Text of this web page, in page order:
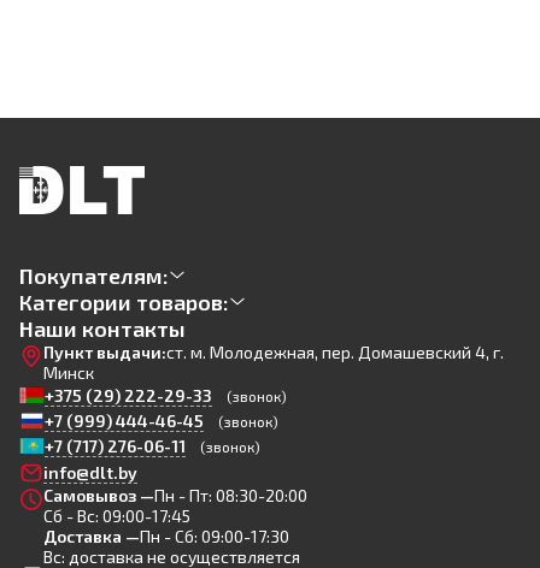
Покупателям:
Категории товаров:
Наши контакты
Пункт выдачи:ст. м. Молодежная, пер. Домашевский 4, г.
Минск
+375 (29) 222-29-33
(звонок)
+7 (999) 444-46-45 (звонок)
+7 (717) 276-06-11 (звонок)
info@dlt.by
Самовывоз —Пн - Пт: 08:30-20:00
Сб - Вс: 09:00-17:45
Доставка —Пн - Сб: 09:00-17:30
Вс: доставка не осуществляется